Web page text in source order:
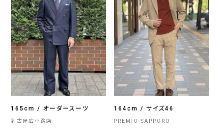
165cm / オーダースーツ
名古屋広小路店
164cm / サイズ46
PREMIO SAPPORO